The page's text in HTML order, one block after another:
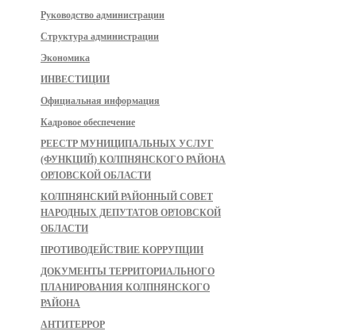
Руководство администрации
Структура администрации
Экономика
ИНВЕСТИЦИИ
Официальная информация
Кадровое обеспечение
РЕЕСТР МУНИЦИПАЛЬНЫХ УСЛУГ
(ФУНКЦИЙ) КОЛПНЯНСКОГО РАЙОНА
ОРЛОВСКОЙ ОБЛАСТИ
КОЛПНЯНСКИЙ РАЙОННЫЙ СОВЕТ
НАРОДНЫХ ДЕПУТАТОВ ОРЛОВСКОЙ
ОБЛАСТИ
ПРОТИВОДЕЙСТВИЕ КОРРУПЦИИ
ДОКУМЕНТЫ ТЕРРИТОРИАЛЬНОГО
ПЛАНИРОВАНИЯ КОЛПНЯНСКОГО
РАЙОНА
АНТИТЕРРОР